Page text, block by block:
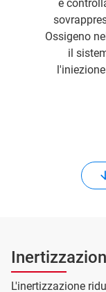
e
Ossigeno
il
L'inertizzazione